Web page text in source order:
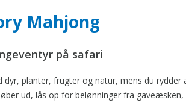
Mahjong
på safari
dyr, planter, frugter og natur, mens du
ud, lås op for belønninger fra